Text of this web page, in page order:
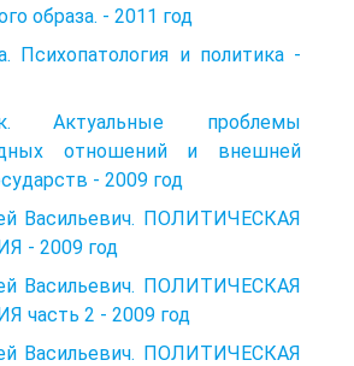
образа. - 2011 год
Психопатология и политика -
Актуальные проблемы
отношений и внешней
- 2009 год
Васильевич. ПОЛИТИЧЕСКАЯ
- 2009 год
Васильевич. ПОЛИТИЧЕСКАЯ
часть 2 - 2009 год
Васильевич. ПОЛИТИЧЕСКАЯ